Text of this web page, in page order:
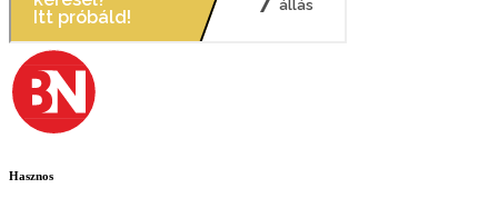
Hasznos